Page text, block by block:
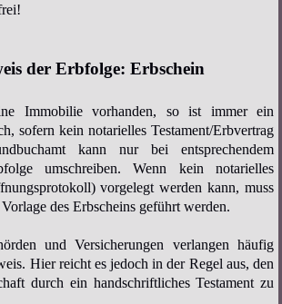
der Erbfolge: Erbschein
Immobilie vorhanden, so ist immer ein
sofern kein notarielles Testament/Erbvertrag
kann nur bei entsprechendem
umschreiben. Wenn kein notarielles
vorgelegt werden kann, muss
des Erbscheins geführt werden.
und Versicherungen verlangen häufig
Hier reicht es jedoch in der Regel aus, den
durch ein handschriftliches Testament zu